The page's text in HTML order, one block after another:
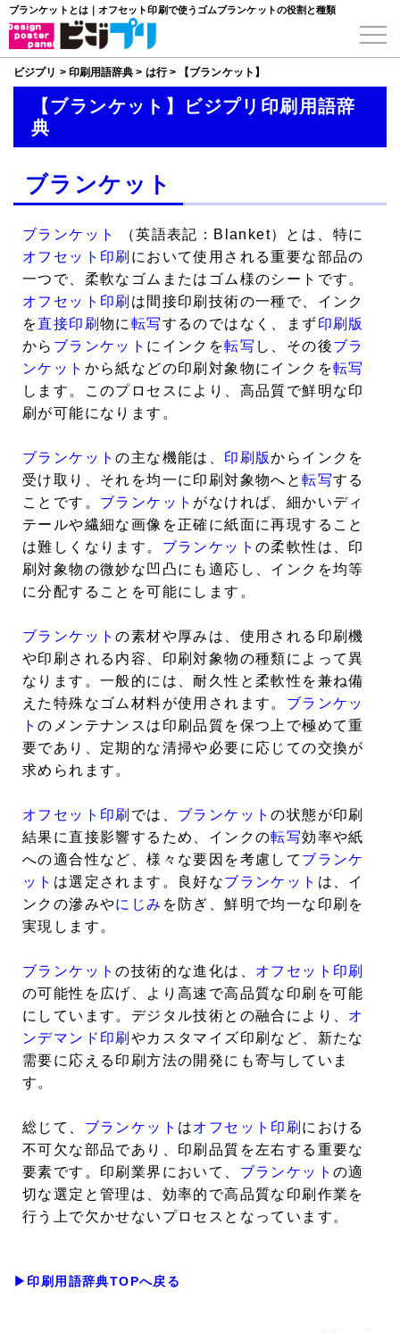
ブランケットとは｜オフセット印刷で使うゴムブランケットの役割と種類
ビジプリ > 印刷用語辞典 > は行> 【ブランケット】
【ブランケット】ビジプリ印刷用語辞
典
ブランケット
ブランケット
（英語表記：Blanket）とは、特に
オフセット印刷 において使用される重要な部品の
一つで、柔軟なゴムまたはゴム様のシートです。
オフセット印刷 は間接印刷技術の一種で、インク
を直接印刷物に 転写するのではなく、まず印刷版
から ブランケット にインクを転写 し、その後ブラ
ンケット から紙などの印刷対象物にインクを転写
します。このプロセスにより、高品質で鮮明な印
刷が可能になります。
ブランケットの主な機能は、 印刷版からインクを
受け取り、それを均一に印刷対象物へと転写する
ことです。 ブランケット がなければ、細かいディ
テールや繊細な画像を正確に紙面に再現すること
は難しくなります。 ブランケットの柔軟性は、印
刷対象物の微妙な凹凸にも適応し、インクを均等
に分配することを可能にします。
ブランケットの素材や厚みは、使用される印刷機
や印刷される内容、印刷対象物の種類によって異
なります。一般的には、耐久性と柔軟性を兼ね備
えた特殊なゴム材料が使用されます。 ブランケッ
トのメンテナンスは印刷品質を保つ上で極めて重
要であり、定期的な清掃や必要に応じての交換が
求められます。
オフセット印刷 では、 ブランケットの状態が印刷
結果に直接影響するため、インクの転写効率や紙
への適合性など、様々な要因を考慮して ブランケ
ット は選定されます。良好なブランケット は、イ
ンクの滲みやにじみ を防ぎ、鮮明で均一な印刷を
実現します。
ブランケットの技術的な進化は、 オフセット印刷
の可能性を広げ、より高速で高品質な印刷を可能
にしています。デジタル技術との融合により、 オ
ンデマンド印刷 やカスタマイズ印刷など、新たな
需要に応える印刷方法の開発にも寄与していま
す。
総じて、 ブランケット はオフセット印刷 における
不可欠な部品であり、印刷品質を左右する重要な
要素です。印刷業界において、 ブランケットの適
切な選定と管理は、効率的で高品質な印刷作業を
行う上で欠かせないプロセスとなっています。
▶印刷用語辞典TOPへ戻る